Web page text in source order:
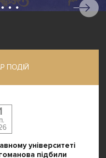
ПОДІЙ
університеті
підбили